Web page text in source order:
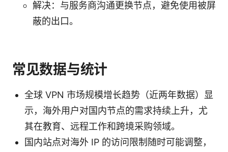
解决：与服务商沟通更换节点，避免使用被屏
蔽的出口。
常见数据与统计
全球 VPN 市场规模增长趋势（近两年数据）显
示，海外用户对国内节点的需求持续上升，尤
其在教育、远程工作和跨境采购领域。
国内站点对海外 IP 的访问限制随时可能调整，